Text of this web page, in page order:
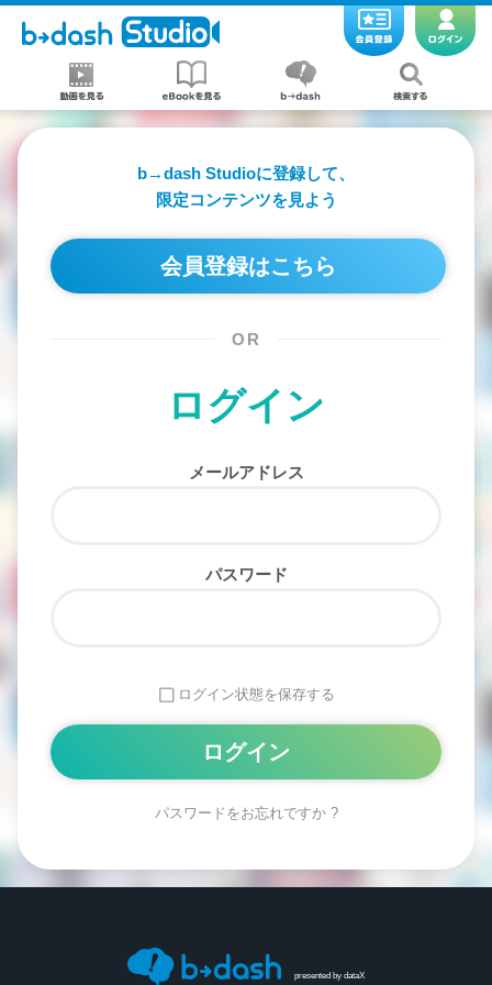
b→dash Studioに登録して、
限定コンテンツを見よう
会員登録はこちら
OR
ログイン
メールアドレス
パスワード
ログイン状態を保存する
パスワードをお忘れですか ?
presented by dataX